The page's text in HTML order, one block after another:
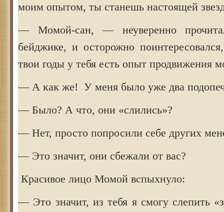
моим опытом, ты станешь настоящей
— Момой-сан, — неуверенно
бейджике, и осторожно
твои годы у тебя есть опыт продвижения
— А как же! У меня было уже два
— Было? А что, они «слились»?
— Нет, просто попросили себе других
— Это значит, они сбежали от вас?
Красивое лицо Момой вспыхнуло:
— Это значит, из тебя я смогу слепить